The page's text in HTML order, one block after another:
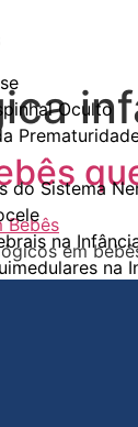
Oculto
do Sistema
na
na
em